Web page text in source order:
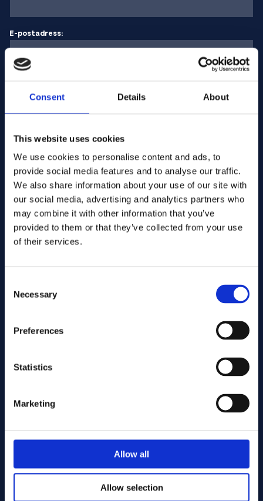
Consent Details About
This website uses cookies
We use cookies to personalise content and ads, to
provide social media features and to analyse our traffic.
We also share information about your use of our site with
our social media, advertising and analytics partners who
may combine it with other information that you’ve
provided to them or that they’ve collected from your use
of their services.
Selection
Necessary
Preferences
Statistics
Marketing
Allow all
Allow selection
E-postadress:
Ditt meddelande